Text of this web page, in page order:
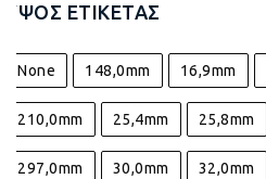
ΎΨΟΣ ΕΤΙΚΈΤΑΣ
None 148,0mm 16,9mm
210,0mm 25,4mm 25,8mm
297,0mm 30,0mm 32,0mm